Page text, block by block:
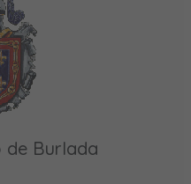
de Burlada